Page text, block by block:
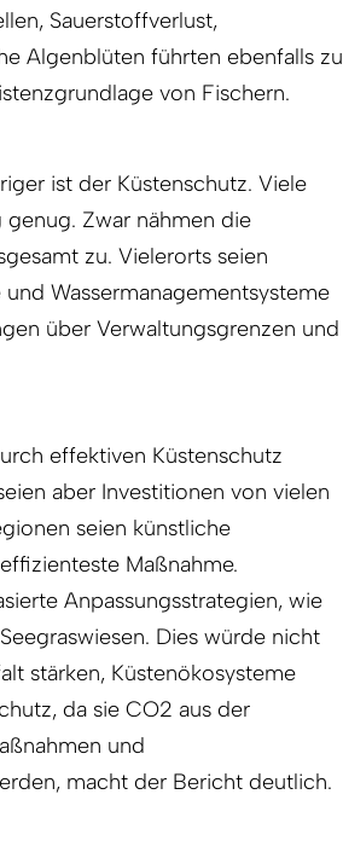
Sauerstoffverlust,
Algenblüten führten ebenfalls zu
von Fischern.
ist der Küstenschutz. Viele
Zwar nähmen die
zu. Vielerorts seien
Wassermanagementsysteme
über Verwaltungsgrenzen und
effektiven Küstenschutz
aber Investitionen von vielen
seien künstliche
Maßnahme.
Anpassungsstrategien, wie
Dies würde nicht
stärken, Küstenökosysteme
da sie CO2 aus der
und
macht der Bericht deutlich.